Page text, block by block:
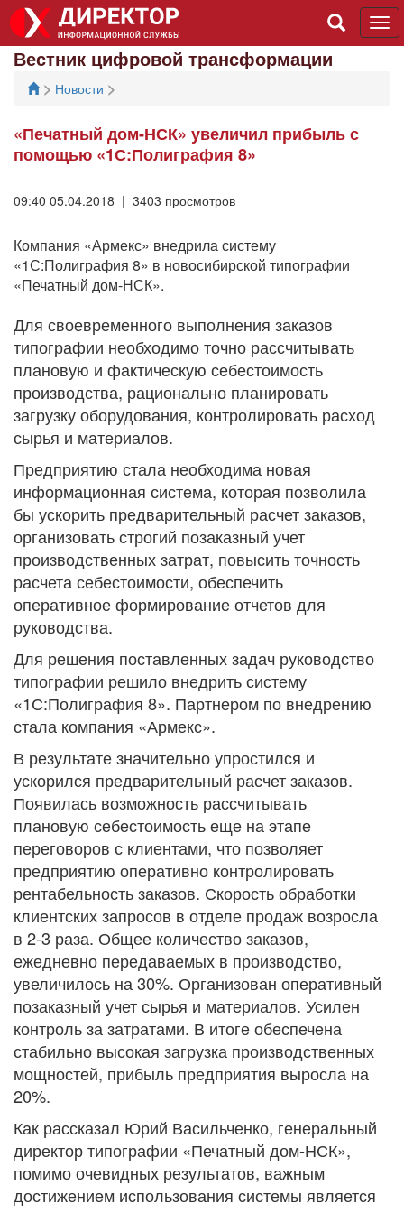
Вестник цифровой трансформации
> Новости >
«Печатный дом-НСК» увеличил прибыль с
помощью «1С:Полиграфия 8»
09:40 05.04.2018 | 3403 просмотров
Компания «Армекс» внедрила систему
«1С:Полиграфия 8» в новосибирской типографии
«Печатный дом-НСК».
Для своевременного выполнения заказов
типографии необходимо точно рассчитывать
плановую и фактическую себестоимость
производства, рационально планировать
загрузку оборудования, контролировать расход
сырья и материалов.
Предприятию стала необходима новая
информационная система, которая позволила
бы ускорить предварительный расчет заказов,
организовать строгий позаказный учет
производственных затрат, повысить точность
расчета себестоимости, обеспечить
оперативное формирование отчетов для
руководства.
Для решения поставленных задач руководство
типографии решило внедрить систему
«1С:Полиграфия 8». Партнером по внедрению
стала компания «Армекс».
В результате значительно упростился и
ускорился предварительный расчет заказов.
Появилась возможность рассчитывать
плановую себестоимость еще на этапе
переговоров с клиентами, что позволяет
предприятию оперативно контролировать
рентабельность заказов. Скорость обработки
клиентских запросов в отделе продаж возросла
в 2-3 раза. Общее количество заказов,
ежедневно передаваемых в производство,
увеличилось на 30%. Организован оперативный
позаказный учет сырья и материалов. Усилен
контроль за затратами. В итоге обеспечена
стабильно высокая загрузка производственных
мощностей, прибыль предприятия выросла на
20%.
Как рассказал Юрий Васильченко, генеральный
директор типографии «Печатный дом-НСК»,
помимо очевидных результатов, важным
достижением использования системы является